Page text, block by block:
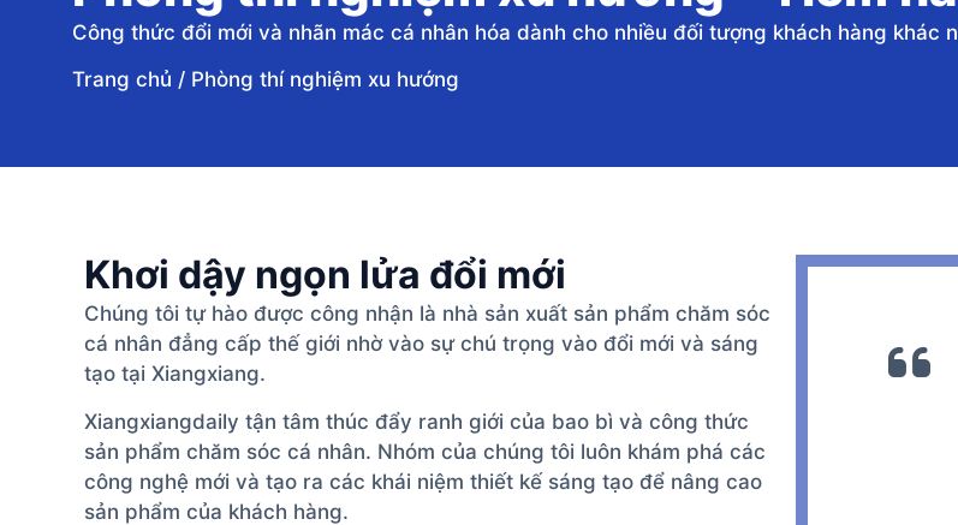
Công thức đổi mới và nhãn mác cá nhân hóa dành cho nhiều đối tượng khách hàng khác
Trang chủ / Phòng thí nghiệm xu hướng
Khơi dậy ngọn lửa đổi mới
Chúng tôi tự hào được công nhận là nhà sản xuất sản phẩm chăm sóc
cá nhân đẳng cấp thế giới nhờ vào sự chú trọng vào đổi mới và sáng
tạo tại Xiangxiang.
Xiangxiangdaily tận tâm thúc đẩy ranh giới của bao bì và công thức
sản phẩm chăm sóc cá nhân. Nhóm của chúng tôi luôn khám phá các
công nghệ mới và tạo ra các khái niệm thiết kế sáng tạo để nâng cao
sản phẩm của khách hàng.